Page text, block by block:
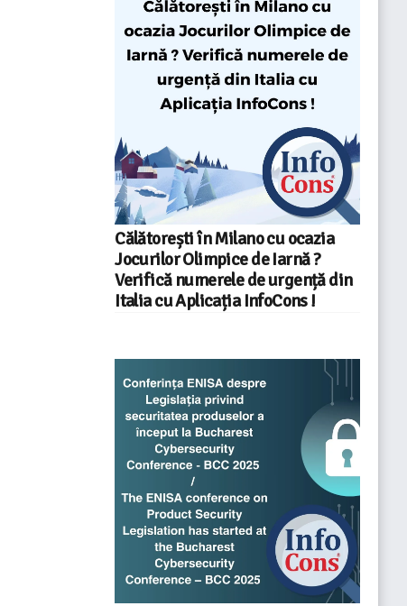
Călătorești în Milano cu ocazia
Jocurilor Olimpice de Iarnă ?
Verifică numerele de urgență din
Italia cu Aplicația InfoCons !